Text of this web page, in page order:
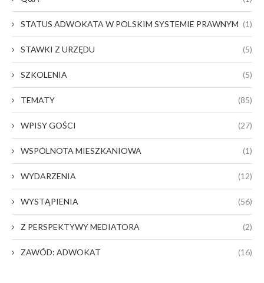
STATUS ADWOKATA W POLSKIM SYSTEMIE PRAWNYM (1)
STAWKI Z URZĘDU (5)
SZKOLENIA (5)
TEMATY (85)
WPISY GOŚCI (27)
WSPÓLNOTA MIESZKANIOWA (1)
WYDARZENIA (12)
WYSTĄPIENIA (56)
Z PERSPEKTYWY MEDIATORA (2)
ZAWÓD: ADWOKAT (16)